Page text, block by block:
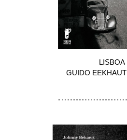
LISBOA
GUIDO EEKHAUT